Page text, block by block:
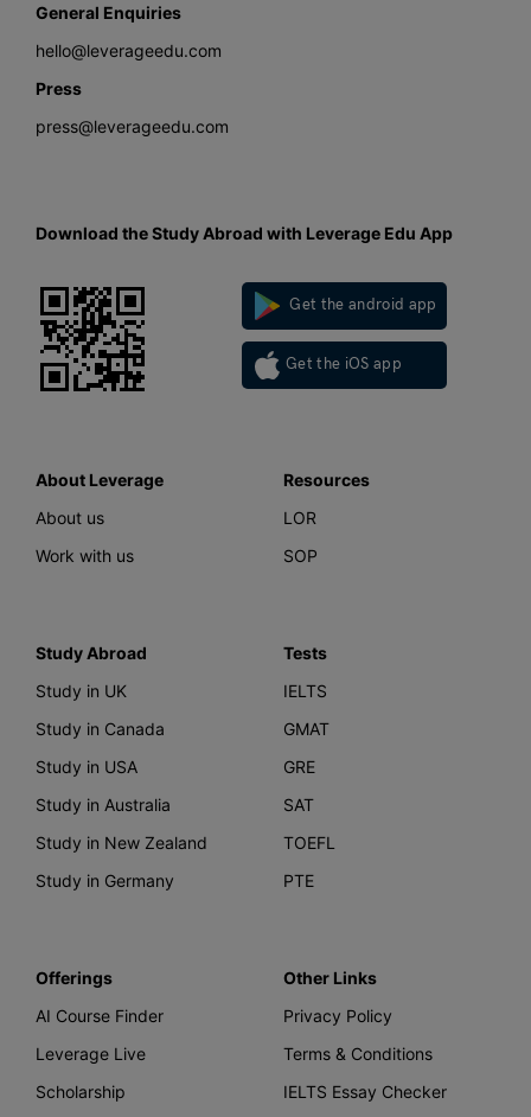
General Enquiries
hello@leverageedu.com
Press
press@leverageedu.com
Download the Study Abroad with Leverage Edu App
Get the android app
Get the iOS app
About Leverage
About us
Work with us
Resources
LOR
SOP
Study Abroad
Study in UK
Study in Canada
Study in USA
Study in Australia
Study in New Zealand
Study in Germany
Tests
IELTS
GMAT
GRE
SAT
TOEFL
PTE
Offerings
AI Course Finder
Leverage Live
Scholarship
Other Links
Privacy Policy
Terms & Conditions
IELTS Essay Checker